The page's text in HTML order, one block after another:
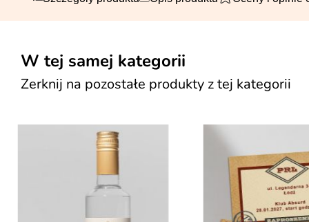
W tej samej kategorii
Zerknij na pozostałe produkty z tej kategorii